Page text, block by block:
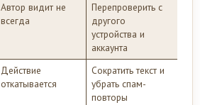
Автор видит не
всегда
Перепроверить с
другого
устройства и
аккаунта
Действие
откатывается
Сократить текст и
убрать спам-
повторы